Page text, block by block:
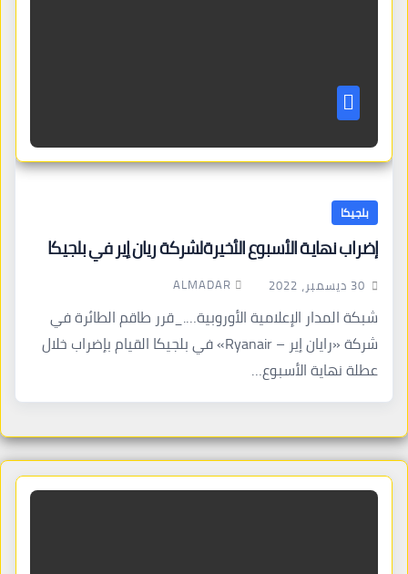
بلجيكا
إضراب نهاية الأسبوع الأخيرةلشركة ريان إير في بلجيكا
30 ديسمبر، 2022 ALMADAR
شبكة المدار الإعلامية الأوروبية…._قرر طاقم الطائرة في
شركة «رايان إير – Ryanair» في بلجيكا القيام بإضراب خلال
عطلة نهاية الأسبوع…